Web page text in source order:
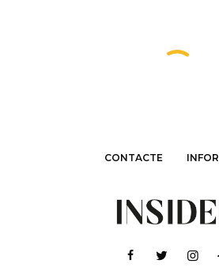
CONTACTE